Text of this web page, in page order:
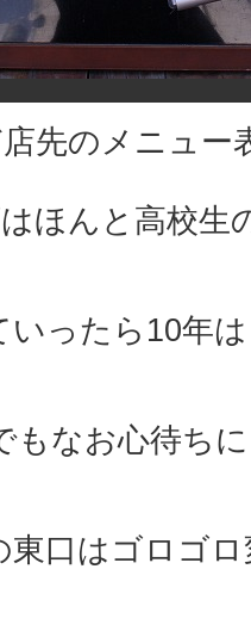
先のメニュー
ほんと高校生
いったら10年
もなお心待ち
東口はゴロゴ